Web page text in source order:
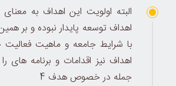
البته اولویت این اهداف به
اهداف توسعه پایدار نبوده و بر
با شرایط جامعه و ماهیت فعالیت
اهداف نیز اقدامات و برنامه های
جمله در خصوص هدف 4